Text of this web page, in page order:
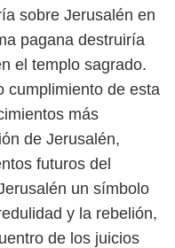
sobre Jerusalén en
pagana destruiría
el templo sagrado.
cumplimiento de esta
más
de Jerusalén,
futuros del
un símbolo
y la rebelión,
de los juicios